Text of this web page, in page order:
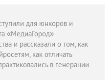
для юнкоров и
«МедиаГород»
и рассказали о том, как
как отличать
в генерации